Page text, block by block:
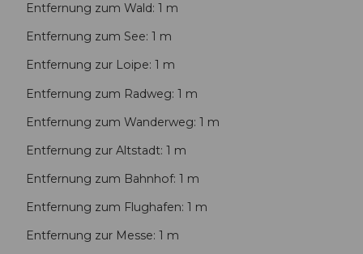
Entfernung zum Wald: 1 m
Entfernung zum See: 1 m
Entfernung zur Loipe: 1 m
Entfernung zum Radweg: 1 m
Entfernung zum Wanderweg: 1 m
Entfernung zur Altstadt: 1 m
Entfernung zum Bahnhof: 1 m
Entfernung zum Flughafen: 1 m
Entfernung zur Messe: 1 m